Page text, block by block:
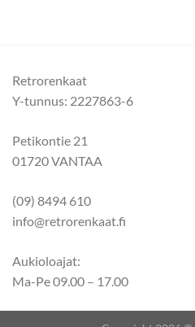
Retrorenkaat
Y-tunnus: 2227863-6
Petikontie 21
01720 VANTAA
(09) 8494 610
info@retrorenkaat.fi
Aukioloajat:
Ma-Pe 09.00 – 17.00